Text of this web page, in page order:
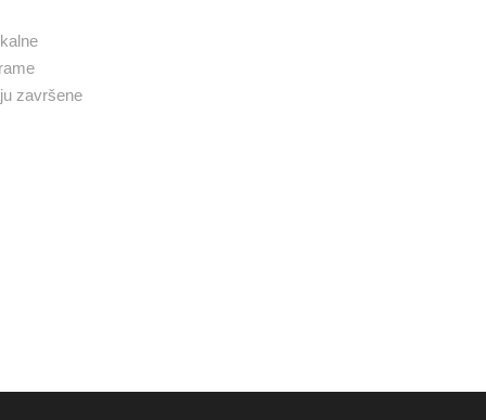
završene